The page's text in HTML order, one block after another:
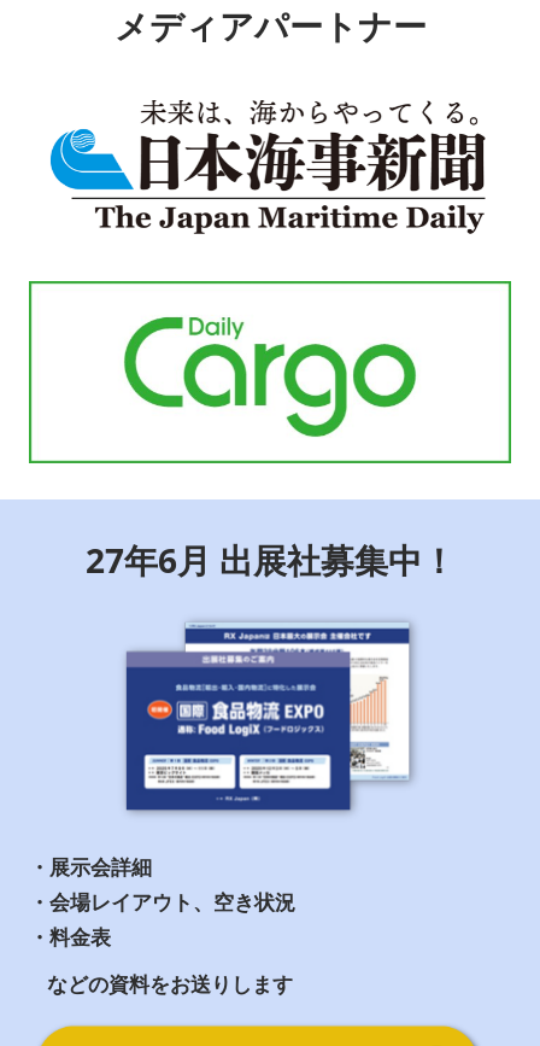
メディアパートナー
27年6月 出展社募集中！
・展示会詳細
・会場レイアウト、空き状況
・料金表
などの資料をお送りします